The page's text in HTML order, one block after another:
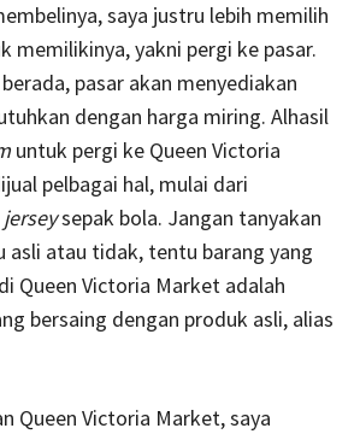
saya justru lebih memilih
memilikinya, yakni pergi ke pasar.
pasar akan menyediakan
dengan harga miring. Alhasil
untuk pergi ke Queen Victoria
pelbagai hal, mulai dari
jerseysepak bola. Jangan tanyakan
asli atau tidak, tentu barang yang
Queen Victoria Market adalah
bersaing dengan produk asli, alias
Queen Victoria Market, saya